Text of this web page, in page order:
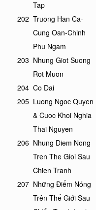
Tap
202 Truong Han Ca-
Cung Oan-Chinh
Phu Ngam
203 Nhung Giot Suong
Rot Muon
204 Co Dai
205 Luong Ngoc Quyen
& Cuoc Khoi Nghia
Thai Nguyen
206 Nhung Diem Nong
Tren The Gioi Sau
Chien Tranh
207 Những Điểm Nóng
Trên Thế Giới Sau